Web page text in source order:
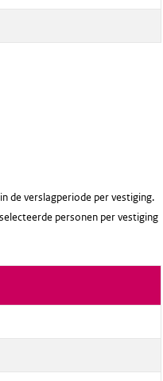
de verslagperiode per vestiging.
personen per vestiging